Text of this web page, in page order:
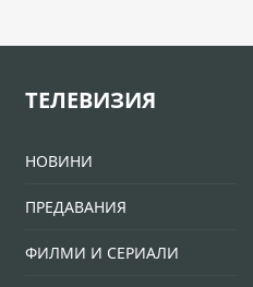
ТЕЛЕВИЗИЯ
НОВИНИ
ПРЕДАВАНИЯ
ФИЛМИ И СЕРИАЛИ